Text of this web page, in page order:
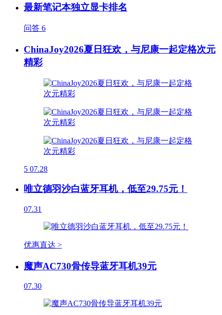
最新笔记本独立显卡排名
问答 6
ChinaJoy2026夏日狂欢，与尼康一起定格次元
精彩
5 07.28
唯立德羽沙白蓝牙耳机，低至29.75元！
07.31
优惠直达 >
魔声AC730骨传导蓝牙耳机39元
07.30